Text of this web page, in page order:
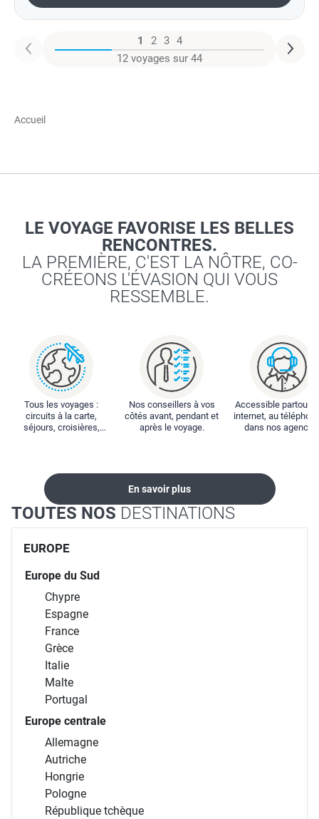
1 2 3 4
12 voyages sur 44
Accueil
LE VOYAGE FAVORISE LES BELLES
RENCONTRES.
LA PREMIÈRE, C'EST LA NÔTRE, CO-
CRÉEONS L'ÉVASION QUI VOUS
RESSEMBLE.
Tous les voyages :
circuits à la carte,
séjours, croisières,
Nos conseillers à vos
côtés avant, pendant et
après le voyage.
Accessible partout :
internet, au
dans nos
En savoir plus
TOUTES NOS DESTINATIONS
EUROPE
Europe du Sud
Chypre
Espagne
France
Grèce
Italie
Malte
Portugal
Europe centrale
Allemagne
Autriche
Hongrie
Pologne
République tchèque